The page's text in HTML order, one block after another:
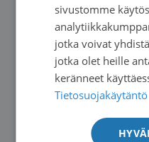
sivustomme
jotka voivat
jotka olet heille
keränneet
Tietosuojakäytäntö